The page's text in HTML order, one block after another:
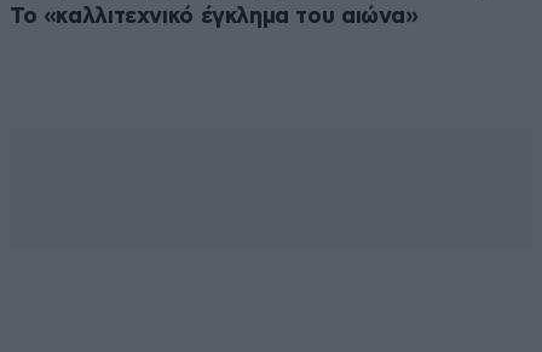
Το «καλλιτεχνικό έγκλημα του αιώνα»